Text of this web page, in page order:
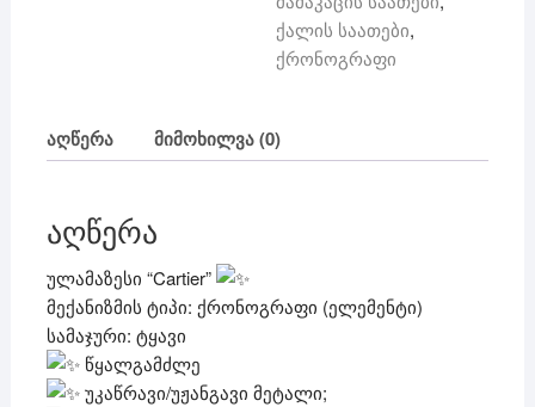
ქალის საათები,
ქრონოგრაფი
აღწერა მიმოხილვა (0)
აღწერა
ულამაზესი “Cartier”
მექანიზმის ტიპი: ქრონოგრაფი (ელემენტი)
სამაჯური: ტყავი
წყალგამძლე
უკაწრავი/უჟანგავი მეტალი;